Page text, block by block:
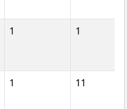
1 1
1 11